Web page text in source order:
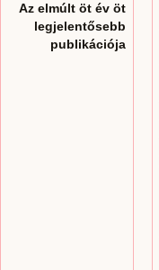
Az elmúlt öt év öt
legjelentősebb
publikációja